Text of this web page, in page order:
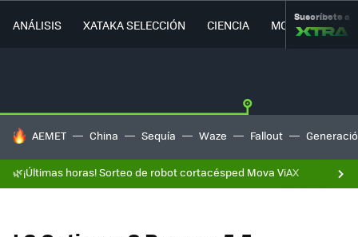
ANÁLISIS XATAKA SELECCIÓN CIENCIA MOVILIDAD
Suscríbete a
HOY SE HABLA DE
AEMET China Sequía Waze Fallout
🌿¡Últimas horas! Sorteo de robot cortacésped Mova ViAX